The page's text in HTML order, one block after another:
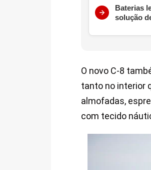
Baterias
solução
O novo C-8
tanto no interior
almofadas,
com tecido